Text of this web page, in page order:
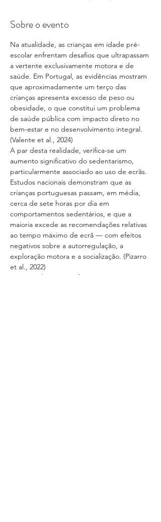
Sobre o evento
Na atualidade, as crianças em idade pré-
escolar enfrentam desafios que ultrapassam
a vertente exclusivamente motora e de
saúde. Em Portugal, as evidências mostram
que aproximadamente um terço das
crianças apresenta excesso de peso ou
obesidade, o que constitui um problema
de saúde pública com impacto direto no
bem-estar e no desenvolvimento integral.
(Valente et al., 2024)
A par desta realidade, verifica-se um
aumento significativo do sedentarismo,
particularmente associado ao uso de ecrãs.
Estudos nacionais demonstram que as
crianças portuguesas passam, em média,
cerca de sete horas por dia em
comportamentos sedentários, e que a
maioria excede as recomendações relativas
ao tempo máximo de ecrã — com efeitos
negativos sobre a autorregulação, a
exploração motora e a socialização. (Pizarro
et al., 2022)
Estas tendências são frequentemente